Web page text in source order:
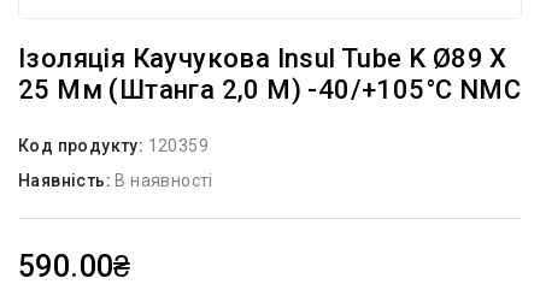
Ізоляція Каучукова Insul Tube K Ø89 X
25 Мм (штанга 2,0 М) -40/+105°С NMC
Код продукту: 120359
Наявність: В наявності
590.00₴